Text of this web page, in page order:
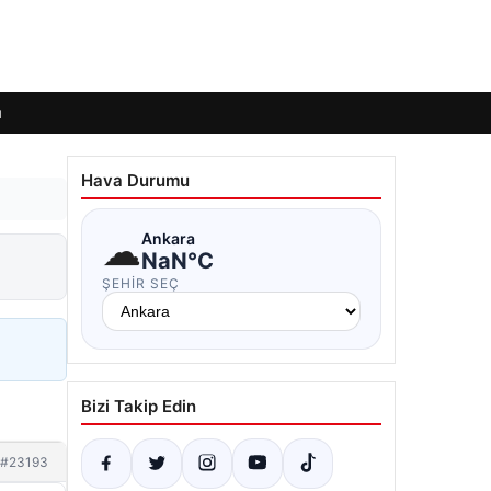
#23193
Hava Durumu
☁Ankara
NaN°C
ŞEHIR SEÇ
Bizi Takip Edin